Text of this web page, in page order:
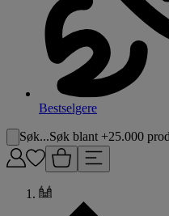
Bestselgere
Søk...Søk blant +25.000